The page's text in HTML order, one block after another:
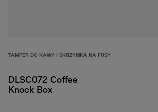
TAMPER DO KAWY I SKRZYNKA NA FUSY
DLSC072 Coffee
Knock Box